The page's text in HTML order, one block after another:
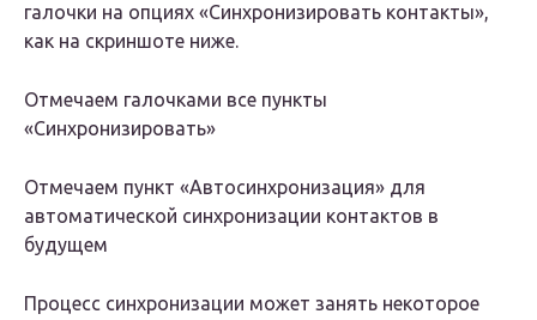
галочки на опциях «Синхронизировать контакты»,
как на скриншоте ниже.
Отмечаем галочками все пункты
«Синхронизировать»
Отмечаем пункт «Автосинхронизация» для
автоматической синхронизации контактов в
будущем
Процесс синхронизации может занять некоторое